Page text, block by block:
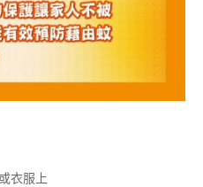
衣服上